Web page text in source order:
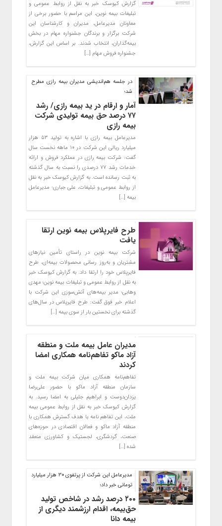
گزارش کیوسک خبر به نقل از روابط عمومی و
تبلیغات بیمه نوین، این مراسم با حضور برخی از
معاونان مدیرعامل، مدیران و کارشناسان این
شرکت برگزار و برندگان جشنواره مهام در بخش
بیمه‌گذاران، انتخاب شدند. بر اساس این گزارش،
جشنواره فروش مهام […]
در جلسه هم‌اندیشی مدیران بیمه رازی مطرح
شد؛
آمار و ارقام در ید بیمه رازی/ رشد
۷۷ درصد حق بیمه تولیدی شرکت
بیمه رازی
مدیرعامل بیمه رازی با اشاره به تولید ۵۳ هزار
میلیارد ریالی این شرکت در ۱۰ ماهه نخست سال
گفت: شرکت بیمه رازی در عملکرد فروش و ارائه
خدمات رشد ۷۷ درصدی را نسبت به سال گذشته
به ثبت رسانده است. به گزارش کیوسک خبر به نقل
از روابط عمومی و تبلیغات، علی جباری- مدیرعامل
بیمه […]
طرح فایرپلاس بیمه نوین ارتقا
یافت
شرکت بیمه نوین در راستای تأمین نیازهای
مشتریان و به‌روز رسانی محصولات بیمه‌ای، طرح
فایرپلاس خود را ارتقا داد. به گزارش کیوسک خبر
به نقل از روابط عمومی و تبلیغات بیمه نوین؛ مهدی
وهابی؛ مدیر بیمه‌های آتش‌سوزی این شرکت با
اعلام خبر فوق گفت: طرح فایرپلاس در سال‌های
گذشته برای نخستین بار از سوی بیمه […]
مدیران عامل بیمه ملت و منطقه
آزاد ماکو تفاهم‌نامه همکاری امضا
کردند
تفاهم‌نامه همکاری میان شرکت بیمه ملت و
سازمان منطقه آزاد ماکو با حضور علی‌رضا
یزدان‌دوست و ابراهیم جلیلی به امضا رسید. به
گزارش کیوسک خبر به نقل از روابط عمومی بیمه
ملت، این تفاهم نامه با هدف گسترش همکاری با
منطقه آزاد ماکو و فعالان اقتصادی در حوزه‌های
صنعت، گردشگری، لجستیک و کشاورزی منعقد
شده […]
مدیرعامل این شرکت از پرتفوی 30 هزار میلیارد
تومانی خبر داد؛
۲۰۰ درصد رشد در شاخص تولید
حق‌بیمه، اقدام ارزشمند دیگری از
بیمه دانا